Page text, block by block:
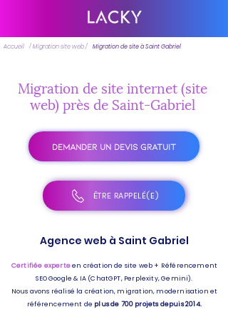
Accueil / Migration site web / Migration de site à Saint Gabriel
Migration de site internet (site
web) près de Saint-Gabriel
DEMANDER UN DEVIS GRATUIT
ÊTRE RAPPELÉ(E)
Agence web à Saint Gabriel
Certifiée experteen création de site web + Référencement
SEO Google & IA (ChatGPT, Perplexity, Gemini).
Nous avons réalisé la création, migration, modernisation et
référencement de plus de 700 projets depuis 2014.